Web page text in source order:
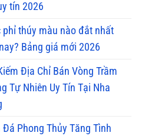
tín 2026
phỉ thúy màu nào đắt nhất
Bảng giá mới 2026
Địa Chỉ Bán Vòng Trầm
Tự Nhiên Uy Tín Tại Nha
Đá Phong Thủy Tăng Tình